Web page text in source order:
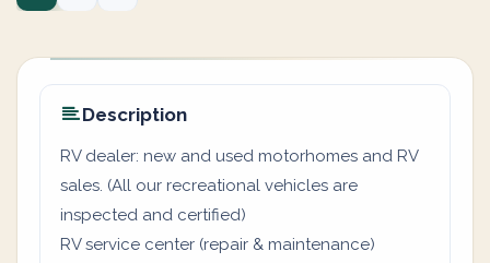
Description
RV dealer: new and used motorhomes and RV
sales. (All our recreational vehicles are
inspected and certified)
RV service center (repair & maintenance)